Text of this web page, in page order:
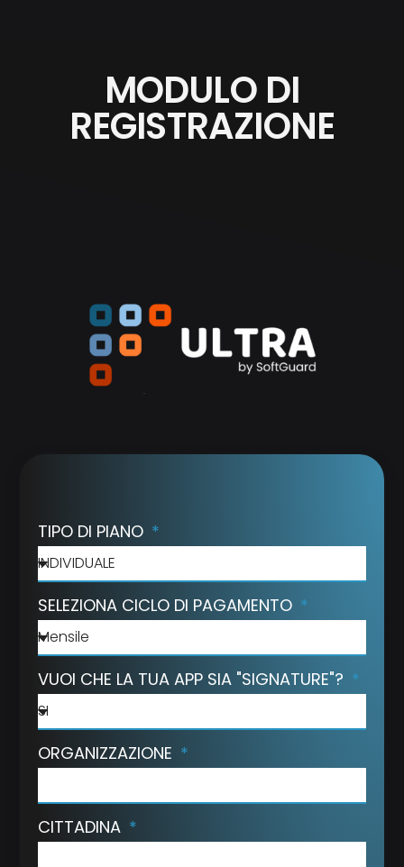
MODULO DI
REGISTRAZIONE
TIPO DI PIANO
SELEZIONA CICLO DI PAGAMENTO
VUOI CHE LA TUA APP SIA "SIGNATURE"?
ORGANIZZAZIONE
CITTADINA